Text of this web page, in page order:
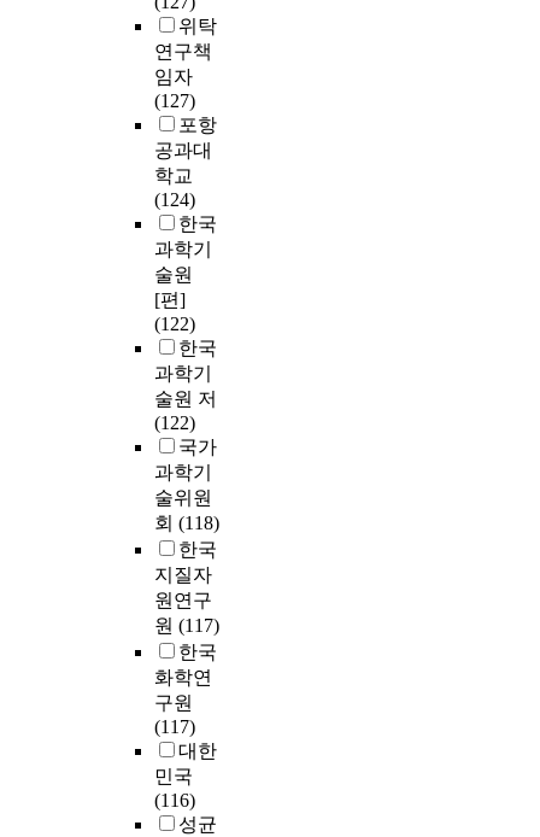
위탁
연구책
임자
(127)
포항
공과대
학교
(124)
한국
과학기
술원
[편]
(122)
한국
과학기
술원 저
(122)
국가
과학기
술위원
회 (118)
한국
지질자
원연구
원 (117)
한국
화학연
구원
(117)
대한
민국
(116)
성균